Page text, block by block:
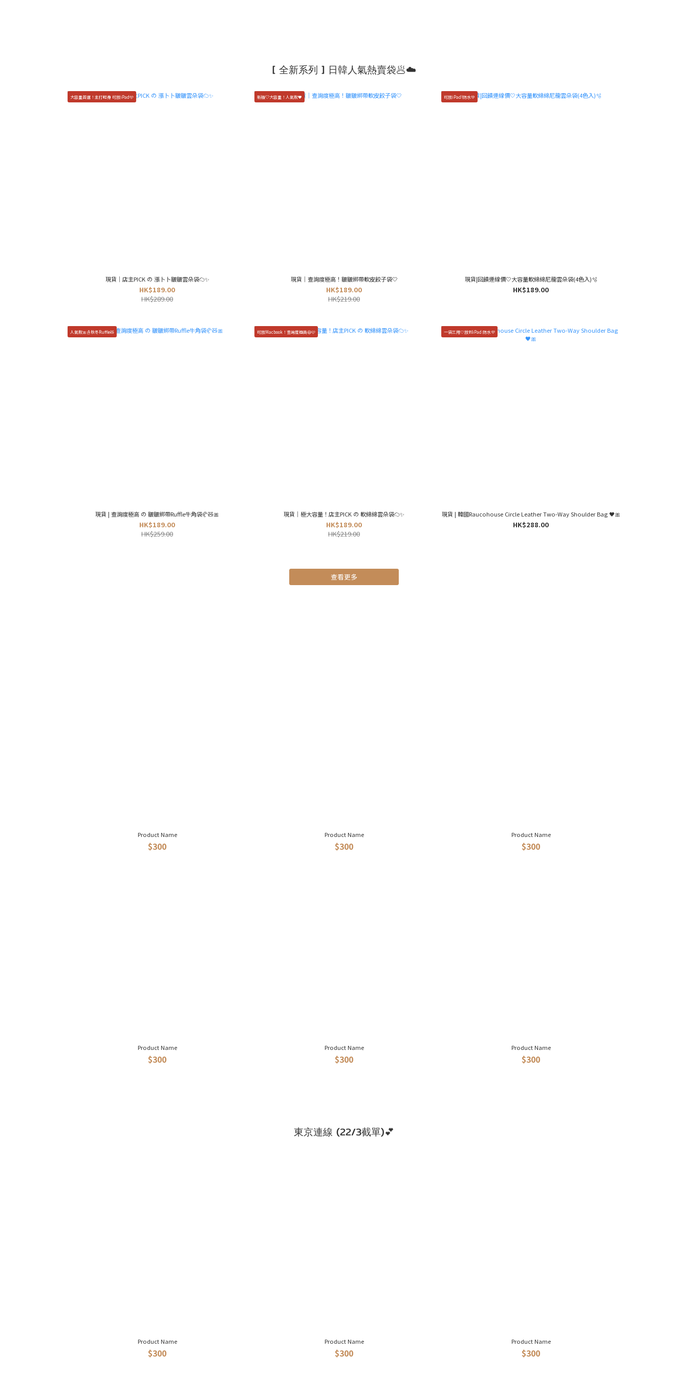
[ 全新系列 ] 日韓人氣熱賣袋🥟☁️
大容量首選！主打輕身 可放iPad🩵
現貨｜店主PICK の 漲卜卜皺皺雲朵袋☁️✨
HK$189.00
HK$289.00
新版♡大容量！人氣款🖤
現貨｜查詢度極高！皺皺綁帶軟皮餃子袋🤍
HK$189.00
HK$219.00
可放iPad!防水💚
現貨|回饋連線價🤍大容量軟綿綿尼龍雲朵袋(4色入)🫧
HK$189.00
人氣款🎀☃️秋冬Ruffle🧸
現貨 | 查詢度極高 の 皺皺綁帶Ruffle牛角袋🥐🧸🎀
HK$189.00
HK$259.00
可放Macbook！查詢度極高😆🩷
現貨｜極大容量！店主PICK の 軟綿綿雲朵袋☁️✨
HK$189.00
HK$219.00
一袋三用🤍放到iPad 防水💜
現貨 | 韓國Raucohouse Circle Leather Two-Way Shoulder Bag 🖤🎀
HK$288.00
查看更多
Product Name
$300
Product Name
$300
Product Name
$300
Product Name
$300
Product Name
$300
Product Name
$300
東京連線 (22/3截單)💕
Product Name
$300
Product Name
$300
Product Name
$300